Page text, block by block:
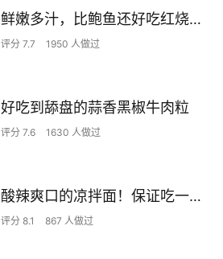
鲜嫩多汁，比鲍鱼还好吃红烧香菇
评分 7.7 1950 人做过
好吃到舔盘的蒜香黑椒牛肉粒
评分 7.6 1630 人做过
酸辣爽口的凉拌面！保证吃一次就上瘾
评分 8.1 867 人做过